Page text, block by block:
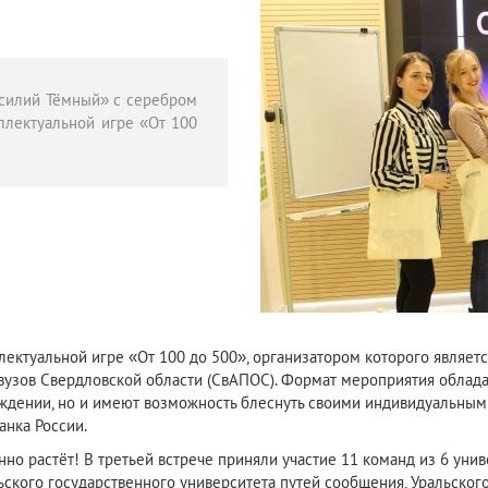
Тёмный» с серебром
игре «От 100
игре «От 100 до 500», организатором которого
Свердловской области (СвАПОС). Формат мероприятия
но и имеют возможность блеснуть своими
России.
растёт! В третьей встрече приняли участие 11 команд из 6
государственного университета путей сообщения,